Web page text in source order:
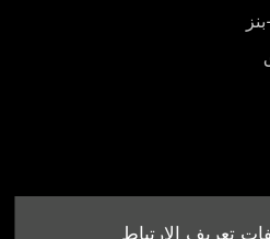
تعريف الارتباط